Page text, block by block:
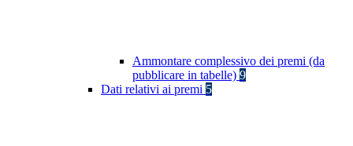
Ammontare complessivo dei premi (da
pubblicare in tabelle) 9
Dati relativi ai premi 5